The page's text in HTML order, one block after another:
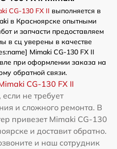
CG-130 FX II выполняется в
в Красноярске опытными
и запчасти предоставляем
в сц уверены в качестве
Mimaki CG-130 FX II
при оформлении заказа на
обратной связи.
CG-130 FX II
не требует
и сложного ремонта. В
привезет Mimaki CG-130
и доставит обратно.
и наш сотрудник